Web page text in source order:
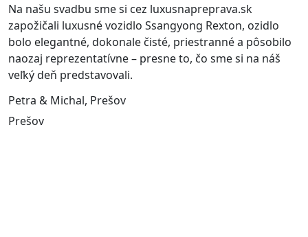
Na našu svadbu sme si cez luxusnapreprava.sk
zapožičali luxusné vozidlo Ssangyong Rexton, ozidlo
bolo elegantné, dokonale čisté, priestranné a pôsobilo
naozaj reprezentatívne – presne to, čo sme si na náš
veľký deň predstavovali.
Petra & Michal, Prešov
Prešov